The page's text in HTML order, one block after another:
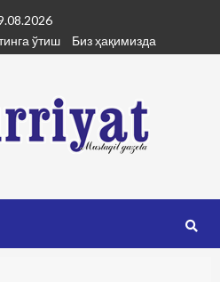
ўтиш Биз ҳақимизда